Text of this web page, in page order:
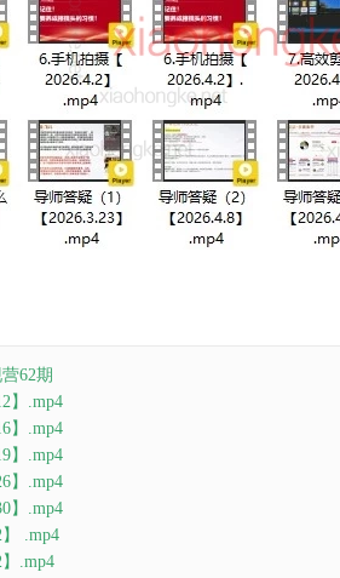
62期
】.mp4
】.mp4
】.mp4
】.mp4
】.mp4
.mp4
.mp4